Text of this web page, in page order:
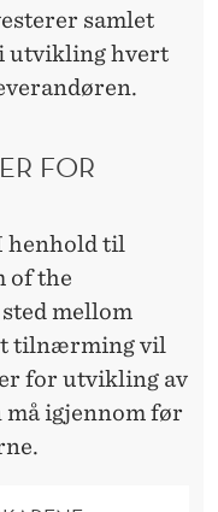
samlet
utvikling hvert
FOR
henhold til
of the
mellom
tilnærming vil
for utvikling av
må igjennom før